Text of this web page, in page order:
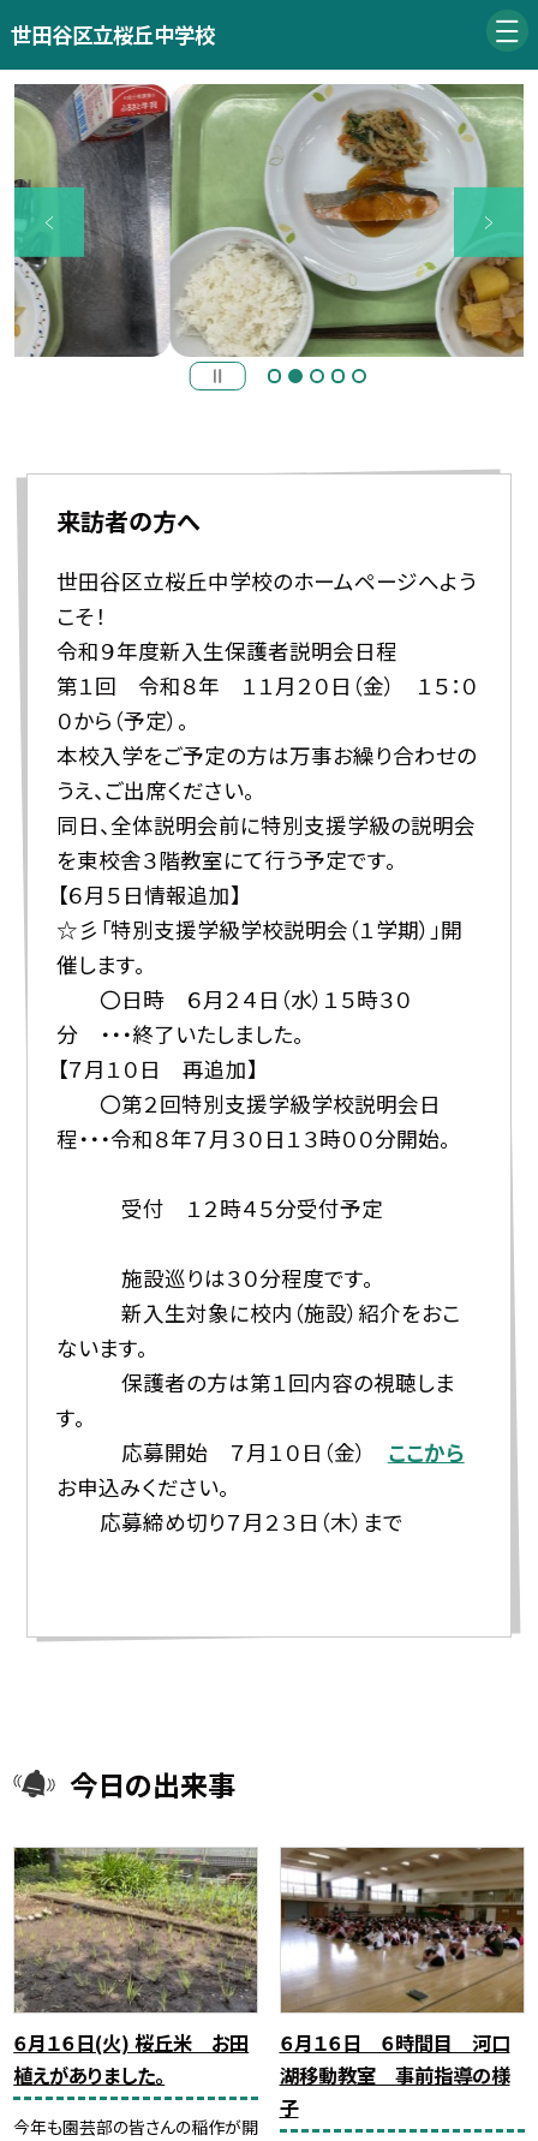
世田谷区立桜丘中学校
来訪者の方へ
世田谷区立桜丘中学校のホームページへよう
こそ！
令和９年度新入生保護者説明会日程
第１回 令和８年 １１月２０日（金） １５：０
０から（予定）。
本校入学をご予定の方は万事お繰り合わせの
うえ、ご出席ください。
同日、全体説明会前に特別支援学級の説明会
を東校舎３階教室にて行う予定です。
【６月５日情報追加】
☆彡「特別支援学級学校説明会（１学期）」開
催します。
〇日時 ６月２４日（水）１５時３０
分 ・・・終了いたしました。
【７月１０日 再追加】
〇第２回特別支援学級学校説明会日
程・・・令和８年７月３０日１３時００分開始。
受付 １２時４５分受付予定
施設巡りは３０分程度です。
新入生対象に校内（施設）紹介をおこ
ないます。
保護者の方は第１回内容の視聴しま
す。
応募開始 ７月１０日（金） ここから
お申込みください。
応募締め切り７月２３日（木）まで
今日の出来事
６月１６日(火) 桜丘米 お田
植えがありました。
今年も園芸部の皆さんの稲作が開
６月１６日 ６時間目 河口
湖移動教室 事前指導の様
子